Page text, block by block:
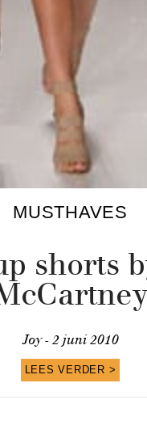
MUSTHAVES
shorts
Joy - 2 juni 2010
LEES VERDER >